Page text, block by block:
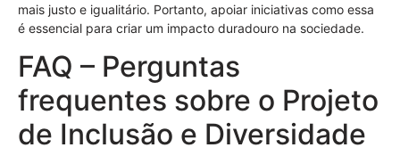
mais justo e igualitário. Portanto, apoiar iniciativas como essa
é essencial para criar um impacto duradouro na sociedade.
FAQ – Perguntas
frequentes sobre o Projeto
de Inclusão e Diversidade